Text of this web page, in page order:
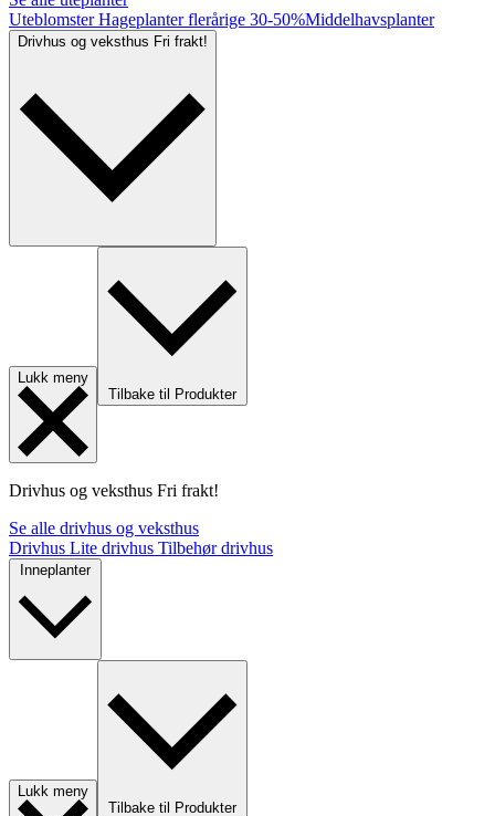
UteblomsterHageplanter flerårige 30-50%Middelhavsplanter
Drivhus og veksthus Fri frakt!
Lukk meny
Tilbake til Produkter
Drivhus og veksthus Fri frakt!
Se alle drivhus og veksthus
Drivhus Lite drivhus Tilbehør drivhus
Inneplanter
Lukk meny
Tilbake til Produkter